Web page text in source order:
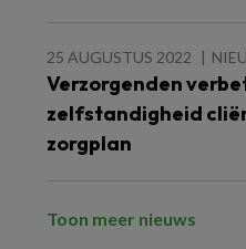
25 AUGUSTUS 2022
Verzorgenden
zelfstandigheid
zorgplan
Toon meer nieuws